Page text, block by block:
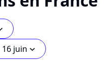
juin chevron_bot